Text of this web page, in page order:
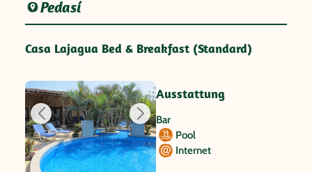
Pedasí
Casa Lajagua Bed & Breakfast (Standard)
Ausstattung
Bar
Pool
Internet